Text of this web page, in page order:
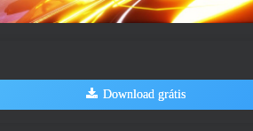
Download grátis